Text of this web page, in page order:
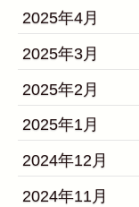
2025年4月
2025年3月
2025年2月
2025年1月
2024年12月
2024年11月